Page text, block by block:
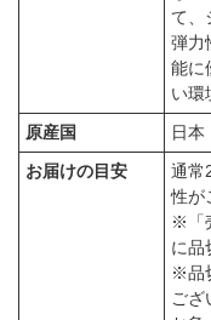
て、
弾力
能に
い環
原産国
日本
お届けの目安
通常
性が
※「
に品
※品
ござ